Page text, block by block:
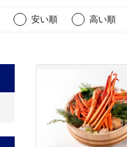
安い順 高い順